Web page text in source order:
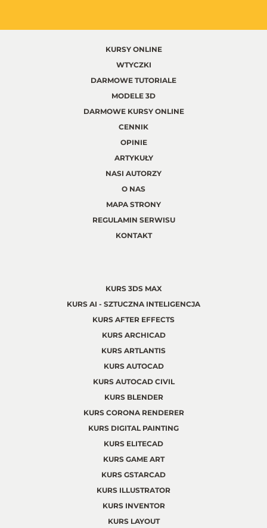
KURSY ONLINE
WTYCZKI
DARMOWE TUTORIALE
MODELE 3D
DARMOWE KURSY ONLINE
CENNIK
OPINIE
ARTYKUŁY
NASI AUTORZY
O NAS
MAPA STRONY
REGULAMIN SERWISU
KONTAKT
KURS 3DS MAX
KURS AI - SZTUCZNA INTELIGENCJA
KURS AFTER EFFECTS
KURS ARCHICAD
KURS ARTLANTIS
KURS AUTOCAD
KURS AUTOCAD CIVIL
KURS BLENDER
KURS CORONA RENDERER
KURS DIGITAL PAINTING
KURS ELITECAD
KURS GAME ART
KURS GSTARCAD
KURS ILLUSTRATOR
KURS INVENTOR
KURS LAYOUT